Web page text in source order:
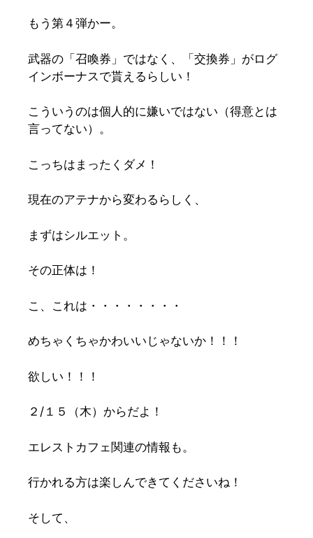
もう第４弾かー。
武器の「召喚券」ではなく、「交換券」がログ
インボーナスで貰えるらしい！
こういうのは個人的に嫌いではない（得意とは
言ってない）。
こっちはまったくダメ！
現在のアテナから変わるらしく、
まずはシルエット。
その正体は！
こ、これは・・・・・・・・
めちゃくちゃかわいいじゃないか！！！
欲しい！！！
２/１５（木）からだよ！
エレストカフェ関連の情報も。
行かれる方は楽しんできてくださいね！
そして、